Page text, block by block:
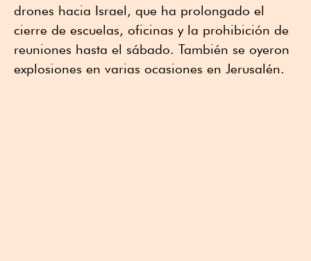
drones hacia Israel, que ha prolongado el
cierre de escuelas, oficinas y la prohibición de
reuniones hasta el sábado. También se oyeron
explosiones en varias ocasiones en Jerusalén.